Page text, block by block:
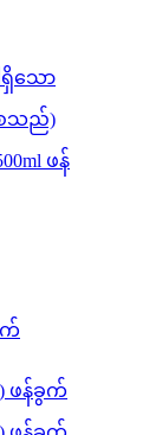
ဖန်